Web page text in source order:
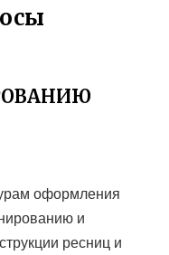
оформления
и
ресниц и